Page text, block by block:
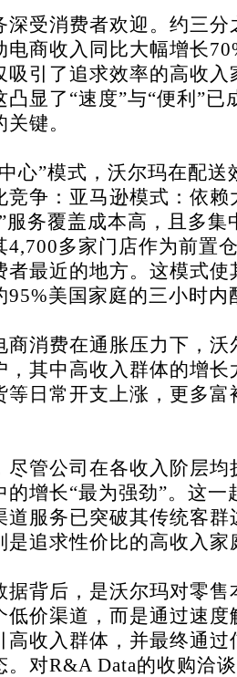
深受消费者欢迎。约三分
电商收入同比大幅增长
吸引了追求效率的高收
凸显了“速度”与“便利”已
键。
心”模式，沃尔玛在配送
竞争：亚马逊模式：依赖
服务覆盖成本高，且多集
4,700多家门店作为前置
者最近的地方。这模式使
95%美国家庭的三小时内
商消费在通胀压力下，
，其中高收入群体的增长
等日常开支上涨，更多富
尽管公司在各收入阶层均
的增长“最为强劲”。这一
道服务已突破其传统客
是追求性价比的高收入家
据背后，是沃尔玛对零
低价渠道，而是通过速度
高收入群体，并最终通过
。对R&A Data的收购洽